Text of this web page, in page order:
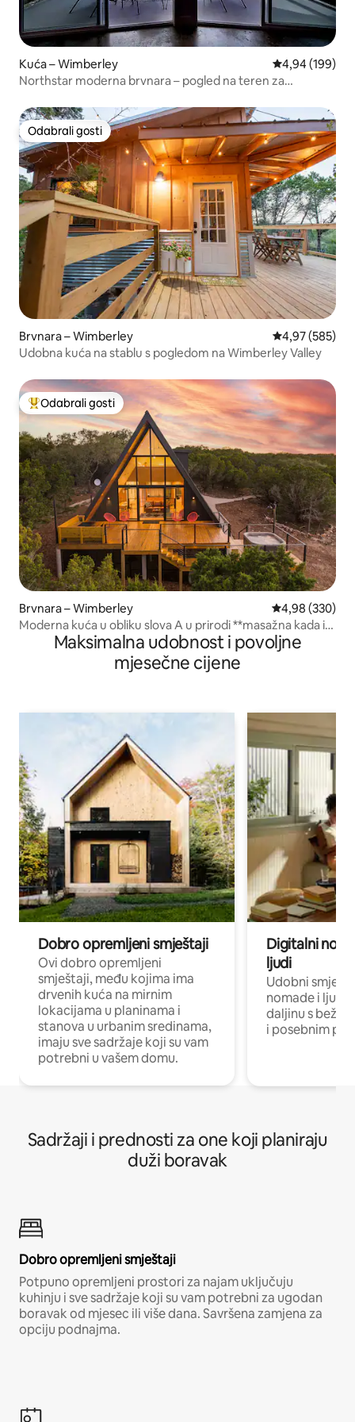
Kuća – Wimberley Prosječna
4,94 (199)
Northstar moderna brvnara – pogled na teren za
Odabrali gosti
Odabrali gosti
Brvnara – Wimberley Prosječna
4,97 (585)
Udobna kuća na stablu s pogledom na Wimberley Valley
Među najviše rangiranima s oznakom „Odabrali gosti”
Odabrali gosti
Brvnara – Wimberley Prosječna
4,98 (330)
Moderna kuća u obliku slova A u prirodi **masažna kada i
pogled**Maksimalna udobnost i povoljne
mjesečne cijene
Dobro opremljeni smještaji
Ovi dobro opremljeni
smještaji, među kojima ima
drvenih kuća na mirnim
lokacijama u planinama i
stanova u urbanim sredinama,
imaju sve sadržaje koji su vam
potrebni u vašem domu.
Digitalni
ljudi
Udobni
nomade i ljude
daljinu s
i posebnim
Sadržaji i prednosti za one koji planiraju
duži boravak
Dobro opremljeni smještaji
Potpuno opremljeni prostori za najam uključuju
kuhinju i sve sadržaje koji su vam potrebni za ugodan
boravak od mjesec ili više dana. Savršena zamjena za
opciju podnajma.